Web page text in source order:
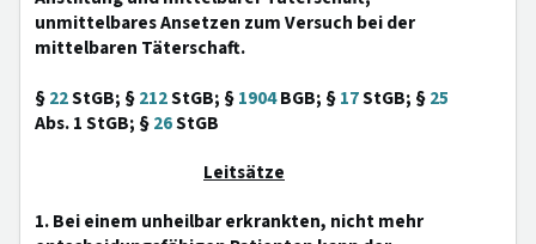
unmittelbares Ansetzen zum Versuch bei der
mittelbaren Täterschaft.
§22StGB; §212StGB; §1904BGB; §17StGB; §25
Abs. 1 StGB; §26StGB
Leitsätze
1. Bei einem unheilbar erkrankten, nicht mehr